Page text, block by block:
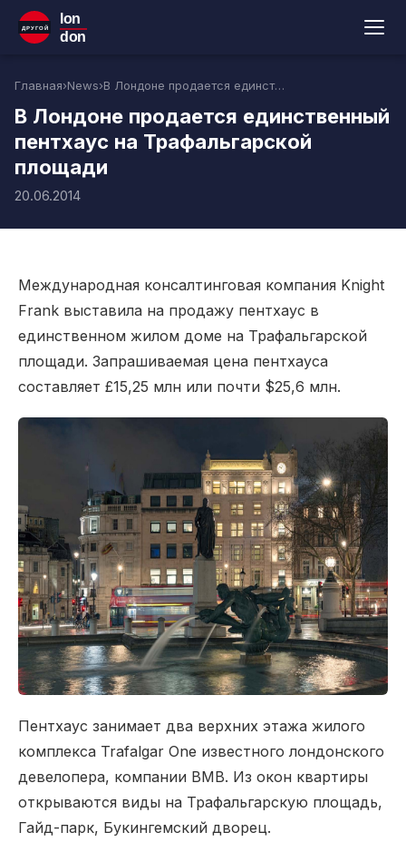
ДРУГОЙ
lon
don
Главная›News› В Лондоне продается единственный пентхаус на Трафальгарской площади
В Лондоне продается единственный
пентхаус на Трафальгарской
площади
20.06.2014
Международная консалтинговая компания Knight
Frank выставила на продажу пентхаус в
единственном жилом доме на Трафальгарской
площади. Запрашиваемая цена пентхауса
составляет £15,25 млн или почти $25,6 млн.
Пентхаус занимает два верхних этажа жилого
комплекса Trafalgar One известного лондонского
девелопера, компании BMB. Из окон квартиры
открываются виды на Трафальгарскую площадь,
Гайд-парк, Букингемский дворец.